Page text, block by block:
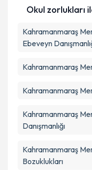
Okul zorlukları
Kahramanmaraş
Ebeveyn
Kahramanmaraş
Kahramanmaraş
Kahramanmaraş
Danışmanlığı
Kahramanmaraş
Bozuklukları